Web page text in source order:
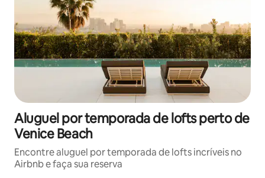
Aluguel por temporada de lofts perto de
Venice Beach
Encontre aluguel por temporada de lofts incríveis no
Airbnb e faça sua reserva